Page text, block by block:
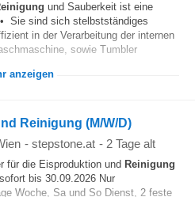
und Sauberkeit ist eine
Sie sind sich stelbstständiges
in der Verarbeitung der internen
sowie Tumbler
anzeigen
Reinigung (M/W/D)
- stepstone.at - 2 Tage alt
für die Eisproduktion und Reinigung
bis 30.09.2026 Nur
Woche, Sa und So Dienst, 2 feste